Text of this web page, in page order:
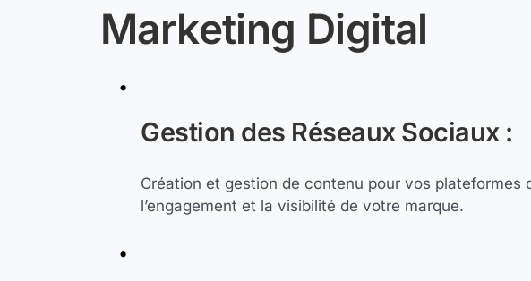
Marketing Digital
Gestion des Réseaux Sociaux :
Création et gestion de contenu pour vos plateformes
l’engagement et la visibilité de votre marque.